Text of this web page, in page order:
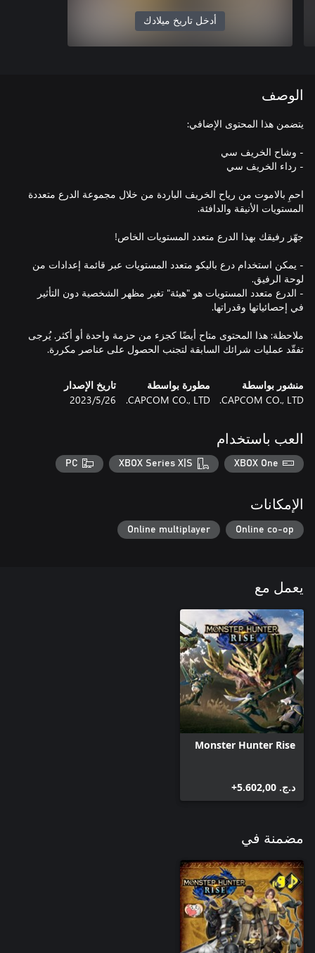
أدخل تاريخ ميلادك
الوصف
احمِ بالاموت من رياح الخريف الباردة من خلال مجموعة الدرع متعددة
- يمكن استخدام درع باليكو متعدد المستويات عبر قائمة إعدادات من
- الدرع متعدد المستويات هو "هيئة" تغير مظهر الشخصية دون التأثير
ملاحظة: هذا المحتوى متاح أيضًا كجزء من حزمة واحدة أو أكثر. يُرجى
تفقّد عمليات شرائك السابقة لتجنب الحصول على عناصر مكررة.
منشور بواسطة
CAPCOM CO., LTD.
مطورة بواسطة
CAPCOM CO., LTD.
تاريخ الإصدار
26‏/5‏/2023
العب باستخدام
XBOX One
XBOX Series X|S
PC
الإمكانات
Online co-op
Online multiplayer
يعمل مع
Monster Hunter Rise
د.ج.‏ 5.602,00+
مضمنة في